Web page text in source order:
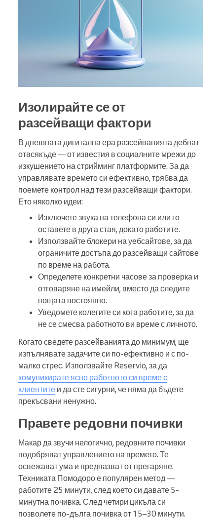
Изолирайте се от
разсейващи фактори
В днешната дигитална ера разсейванията дебнат
отвсякъде — от известия в социалните мрежи до
изкушението на стрийминг платформите. За да
управлявате времето си ефективно, трябва да
поемете контрол над тези разсейващи фактори.
Ето няколко идеи:
Изключете звука на телефона си или го
оставете в друга стая, докато работите.
Използвайте блокери на уебсайтове, за да
ограничите достъпа до разсейващи сайтове
по време на работа.
Определете конкретни часове за проверка и
отговаряне на имейли, вместо да следите
пощата постоянно.
Уведомете колегите си кога работите, за да
не се смесва работното ви време с личното.
Когато сведете разсейванията до минимум, ще
изпълнявате задачите си по-ефективно и с по-
малко стрес. Използвайте Reservio, за да
комуникирате ясно работното си време с
клиентите и да сте сигурни, че няма да бъдете
прекъсвани ненужно.
Правете редовни почивки
Макар да звучи нелогично, редовните почивки
подобряват управлението на времето. Те
освежават ума и предпазват от прегаряне.
Техниката Помодоро е популярен метод —
работите 25 минути, след което си давате 5-
минутна почивка. След четири цикъла си
позволете по-дълга почивка от 15–30 минути.